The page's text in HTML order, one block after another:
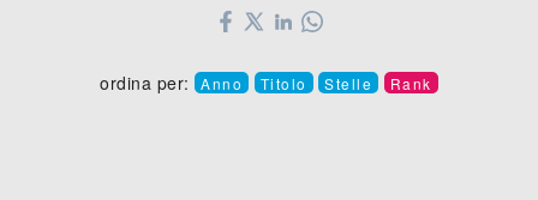
ordina per: Anno Titolo Stelle Rank